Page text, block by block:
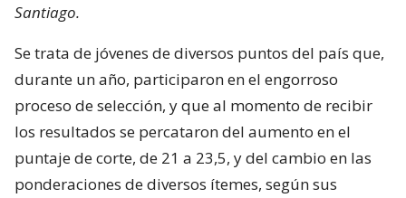
Santiago.
Se trata de jóvenes de diversos puntos del país que,
durante un año, participaron en el engorroso
proceso de selección, y que al momento de recibir
los resultados se percataron del aumento en el
puntaje de corte, de 21 a 23,5, y del cambio en las
ponderaciones de diversos ítemes, según sus